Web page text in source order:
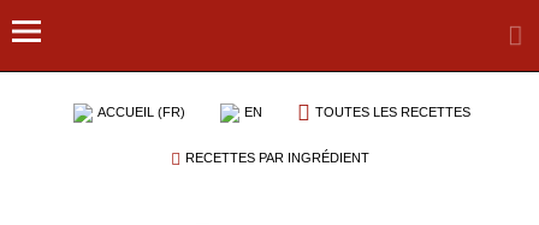
ACCUEIL (FR) EN TOUTES LES RECETTES
RECETTES PAR INGRÉDIENT